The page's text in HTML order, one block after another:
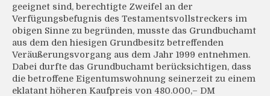
geeignet sind, berechtigte Zweifel an der
Verfügungsbefugnis des Testamentsvollstreckers im
obigen Sinne zu begründen, musste das Grundbuchamt
aus dem den hiesigen Grundbesitz betreffenden
Veräußerungsvorgang aus dem Jahr 1999 entnehmen.
Dabei durfte das Grundbuchamt berücksichtigen, dass
die betroffene Eigentumswohnung seinerzeit zu einem
eklatant höheren Kaufpreis von 480.000,– DM